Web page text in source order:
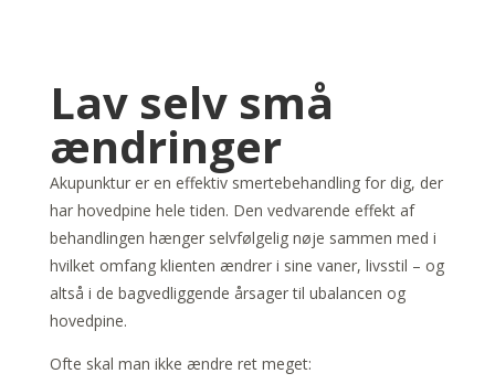
Lav selv små
ændringer
Akupunktur er en effektiv smertebehandling for dig, der
har hovedpine hele tiden. Den vedvarende effekt af
behandlingen hænger selvfølgelig nøje sammen med i
hvilket omfang klienten ændrer i sine vaner, livsstil – og
altså i de bagvedliggende årsager til ubalancen og
hovedpine.
Ofte skal man ikke ændre ret meget: